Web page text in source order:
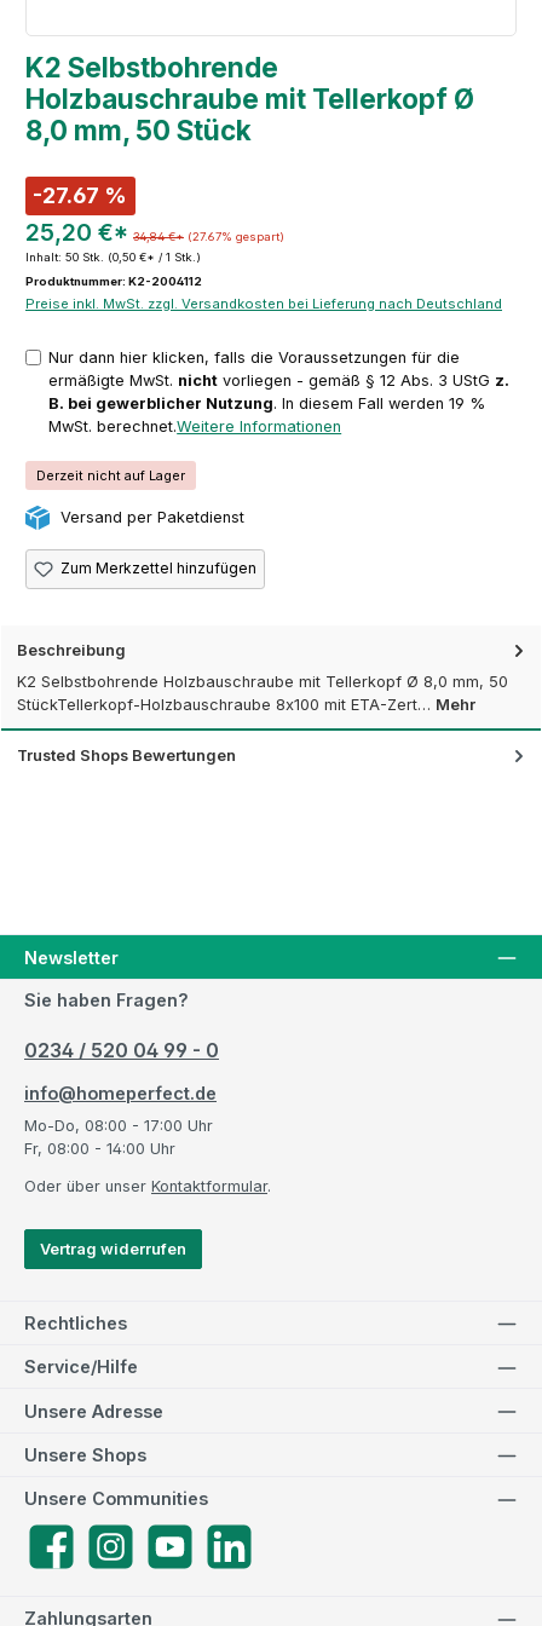
K2 Selbstbohrende
Holzbauschraube mit Tellerkopf Ø
8,0 mm, 50 Stück
-27.67 %
25,20 €* 34,84 €* (27.67% gespart)
Inhalt: 50 Stk. (0,50 €* / 1 Stk.)
Produktnummer: K2-2004112
Preise inkl. MwSt. zzgl. Versandkosten bei Lieferung nach Deutschland
Nur dann hier klicken, falls die Voraussetzungen für die
ermäßigte MwSt. nicht vorliegen - gemäß § 12 Abs. 3 UStG z.
B. bei gewerblicher Nutzung. In diesem Fall werden 19 %
MwSt. berechnet.Weitere Informationen
Derzeit nicht auf Lager
Versand per Paketdienst
Zum Merkzettel hinzufügen
Beschreibung
K2 Selbstbohrende Holzbauschraube mit Tellerkopf Ø 8,0 mm, 50
StückTellerkopf-Holzbauschraube 8x100 mit ETA-Zert… Mehr
Trusted Shops Bewertungen
Newsletter
Sie haben Fragen?
0234 / 520 04 99 - 0
info@homeperfect.de
Mo-Do, 08:00 - 17:00 Uhr
Fr, 08:00 - 14:00 Uhr
Oder über unser Kontaktformular.
Vertrag widerrufen
Rechtliches
Service/Hilfe
Zahlungsarten
Unsere Adresse
Unsere Communities
FacebookInstagramYouTube
Unsere Shops